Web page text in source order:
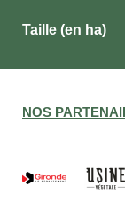
Taille (en ha)
NOS